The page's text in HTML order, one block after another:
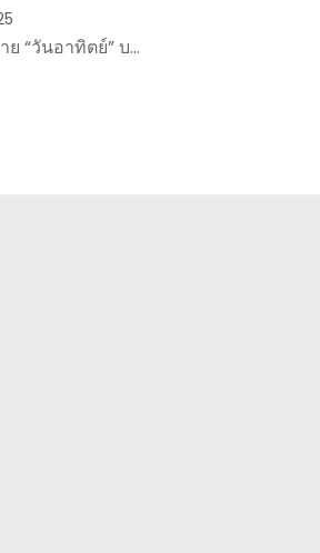
ย “วันอาทิตย์” บ…